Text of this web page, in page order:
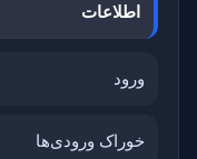
اطلاعات
ورود
خوراک ورودی‌ها